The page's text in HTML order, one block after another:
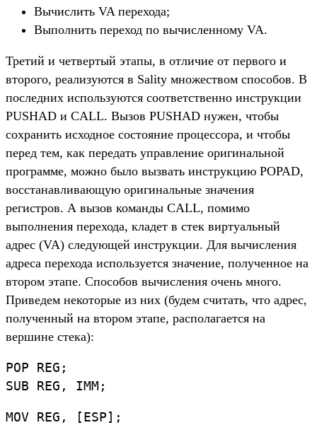
Вычислить VA перехода;
Выполнить переход по вычисленному VA.
Третий и четвертый этапы, в отличие от первого и
второго, реализуются в Sality множеством способов. В
последних используются соответственно инструкции
PUSHAD и CALL. Вызов PUSHAD нужен, чтобы
сохранить исходное состояние процессора, и чтобы
перед тем, как передать управление оригинальной
программе, можно было вызвать инструкцию POPAD,
восстанавливающую оригинальные значения
регистров. А вызов команды CALL, помимо
выполнения перехода, кладет в стек виртуальный
адрес (VA) следующей инструкции. Для вычисления
адреса перехода используется значение, полученное на
втором этапе. Способов вычисления очень много.
Приведем некоторые из них (будем считать, что адрес,
полученный на втором этапе, располагается на
вершине стека):
POP REG;
SUB REG, IMM;
MOV REG, [ESP];